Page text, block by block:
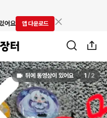
어요 앱 다운로드
뒤에 동영상이 있어요 1 / 2